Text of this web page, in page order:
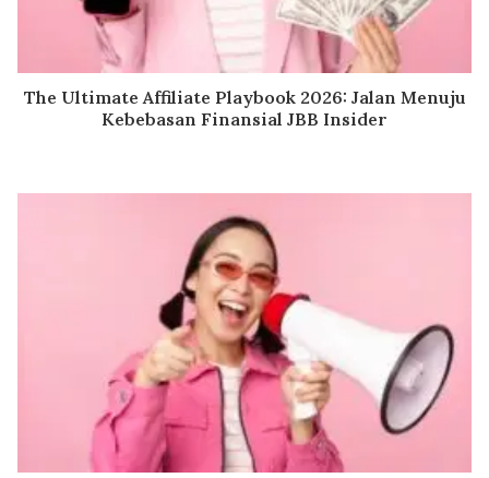
The Ultimate Affiliate Playbook 2026: Jalan Menuju
Kebebasan Finansial JBB Insider